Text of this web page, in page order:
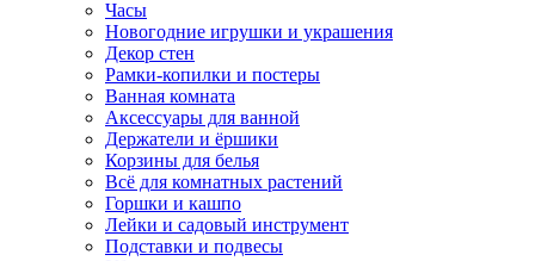
Часы
Новогодние игрушки и украшения
Декор стен
Рамки-копилки и постеры
Ванная комната
Аксессуары для ванной
Держатели и ёршики
Корзины для белья
Всё для комнатных растений
Горшки и кашпо
Лейки и садовый инструмент
Подставки и подвесы